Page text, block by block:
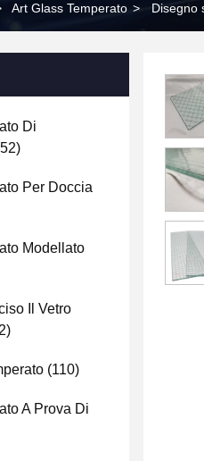
Art Glass Temperato > Disegno
Di
Per Doccia
Modellato
Il Vetro
(110)
A Prova Di